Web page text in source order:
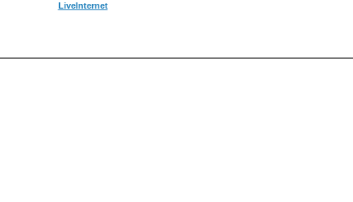
LiveInternet